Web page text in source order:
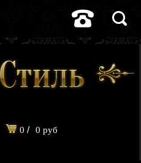
0 / 0 руб
Оформить заказ